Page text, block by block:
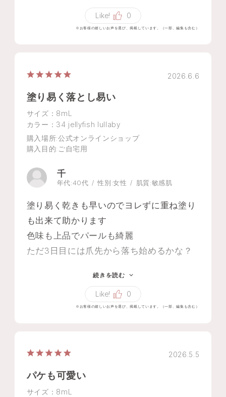
Like! 0
※お客様の嬉しいお声を選び、掲載しています。（一部、編集も含む）
2026.6.6
塗り易く落とし易い
サイズ：8mL
カラー：34 jellyfish lullaby
購入場所:公式オンラインショップ
購入目的:ご自宅用
千
年代:40代 性別:女性 肌質:敏感肌
塗り易く乾きも早いのでヨレずに重ね塗り
も出来て助かります
色味も上品でパールも綺麗
ただ3日目には爪先から落ち始めるかな？
易いので逆に丁度良いです
続きを読む
Like! 0
※お客様の嬉しいお声を選び、掲載しています。（一部、編集も含む）
2026.5.5
パケも可愛い
サイズ：8mL